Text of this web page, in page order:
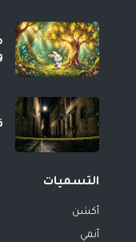
التسميات
أكشن
أنمي